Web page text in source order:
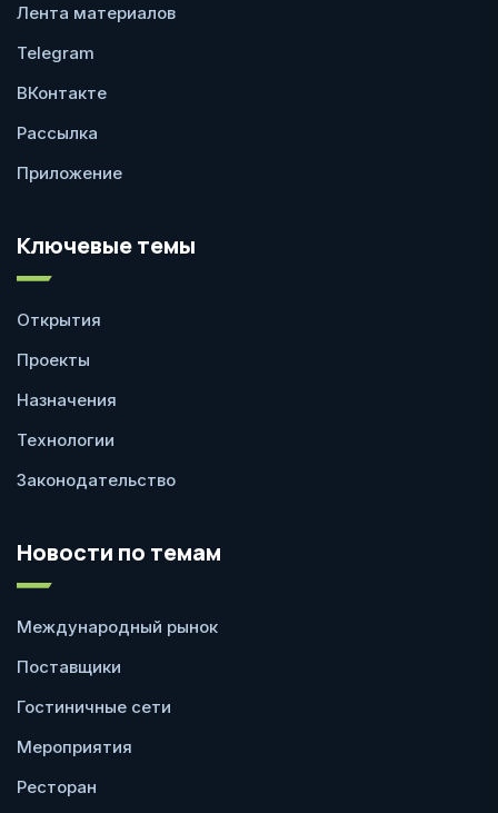
Лента материалов
Telegram
ВКонтакте
Рассылка
Приложение
Ключевые темы
Открытия
Проекты
Назначения
Технологии
Законодательство
Новости по темам
Международный рынок
Поставщики
Гостиничные сети
Мероприятия
Ресторан